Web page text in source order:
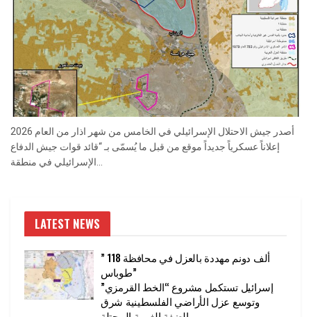
أصدر جيش الاحتلال الإسرائيلي في الخامس من شهر اذار من العام 2026
إعلاناً عسكرياً جديداً موقع من قبل ما يُسمّى بـ “قائد قوات جيش الدفاع
LATEST NEWS
” 118 ألف دونم مهددة بالعزل في محافظة
طوباس”
إسرائيل تستكمل مشروع “الخط القرمزي”
وتوسع عزل الأراضي الفلسطينية شرق